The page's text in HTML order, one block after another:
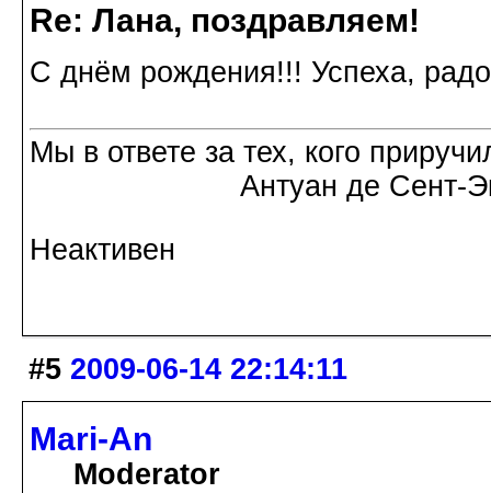
Re: Лана, поздравляем!
С днём рождения!!! Успеха,
Мы в ответе за тех, кого
Антуан де Сент-
Неактивен
#5 2009-06-14 22:14:11
Mari-An
Moderator